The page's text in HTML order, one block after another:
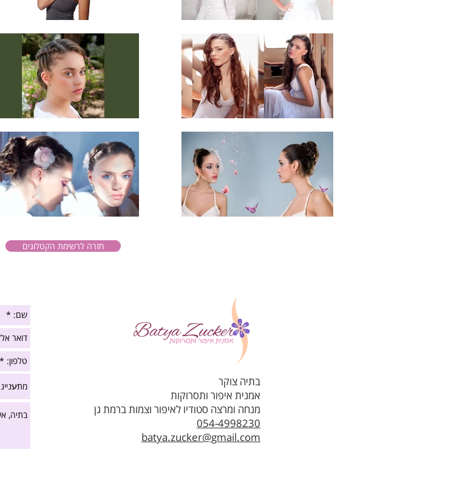
חזרה לרשימת הקטלוגים
בתיה צוקר
אמנית איפור ותסרוקות
מנחה ומרצה סטודיו לאיפור וצמות ברמת גן
054-4998230
batya.zucker@gmail.com